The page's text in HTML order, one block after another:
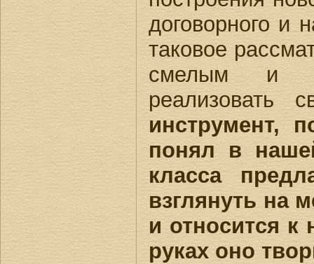
договорного и
таковое
смелым и
инструмент,
понял в
класса
взглянуть на
и относится к
руках оно